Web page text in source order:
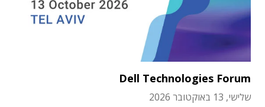
Dell Technologies Forum
שלישי, 13 באוקטובר 2026